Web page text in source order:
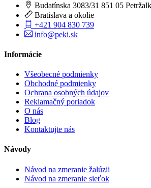
Budatínska 3083/31 851 05
Bratislava a okolie
+421 904 830 739
info@peki.sk
Informácie
Všeobecné podmienky
Obchodné podmienky
Ochrana osobných údajov
Reklamačný poriadok
O nás
Blog
Kontaktujte nás
Návody
Návod na zmeranie žalúzii
Návod na zmeranie sieťok